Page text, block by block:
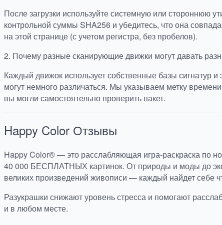
После загрузки используйте системную или стороннюю
контрольной суммы SHA256 и убедитесь, что она
на этой странице (с учетом регистра, без пробелов).
2. Почему разные сканирующие движки могут давать
Каждый движок использует собственные базы сигнатур и
могут немного различаться. Мы указываем метку
вы могли самостоятельно проверить пакет.
Happy Color Отзывы
Happy Color® — это расслабляющая игра-раскраска по
40 000 БЕСПЛАТНЫХ картинок. От природы и моды до
великих произведений живописи — каждый найдет себе
Разукрашки снижают уровень стресса и помогают
и в любом месте.